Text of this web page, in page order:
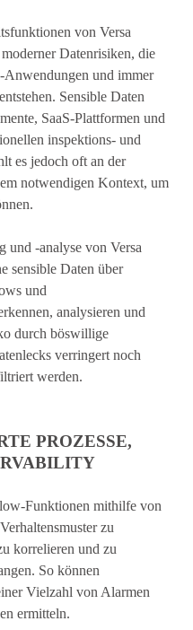
von Versa
Datenrisiken, die
und immer
Sensible Daten
SaaS-Plattformen und
inspektions- und
es jedoch oft an der
notwendigen Kontext, um
und -analyse von Versa
sensible Daten über
und
analysieren und
durch böswillige
verringert noch
werden.
PROZESSE,
Funktionen mithilfe von
zu
korrelieren und zu
So können
Vielzahl von Alarmen
ermitteln.